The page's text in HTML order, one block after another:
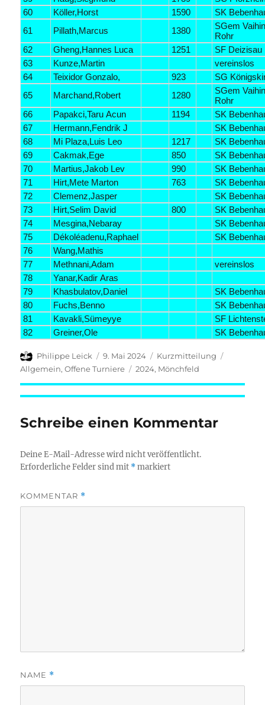
60
Köller,Horst 1590
SK
61
Pillath,Marcus 1380
SGem
Rohr
62
Gheng,Hannes Luca 1251
SF Deizisau
63
Kunze,Martin
vereinslos
64
Teixidor Gonzalo, 923
SG
65
Marchand,Robert 1280
SGem
Rohr
66
Papakci,Taru Acun 1194
SK
67
Hermann,Fendrik J
SK
68
Mi Plaza,Luis Leo 1217
SK
69
Cakmak,Ege 850
SK
70
Martius,Jakob Lev 990
SK
71
Hirt,Mete Marton 763
SK
72
Clemenz,Jasper
SK
73
Hirt,Selim David 800
SK
74
Mesgina,Nebaray
SK
75
Dékoléadenu,Raphael
SK
76
Wang,Mathis
77
Methnani,Adam
vereinslos
78
Yanar,Kadir Aras
79
Khasbulatov,Daniel
SK
80
Fuchs,Benno
SK
81
Kavakli,Sümeyye
SF
82
Greiner,Ole SK
Autor
Philippe Leick
Veröffentlicht
am
9. Mai 2024 Format
Kurzmitteilung
Allgemein,Offene Turniere Schlagwörter
2024, Mönchfeld
Schreibe einen Kommentar
Deine E-Mail-Adresse wird nicht veröffentlicht.
Erforderliche Felder sind mit *markiert
KOMMENTAR *
NAME *